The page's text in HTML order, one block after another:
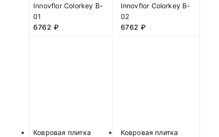
Innovflor Colorkey B-
01
6762 ₽
Innovflor Colorkey B-
02
6762 ₽
Ковровая плитка
Ковровая плитка